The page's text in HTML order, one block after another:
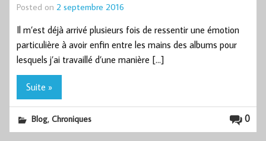
Posted on 2 septembre 2016
Il m’est déjà arrivé plusieurs fois de ressentir une émotion
particulière à avoir enfin entre les mains des albums pour
lesquels j’ai travaillé d’une manière […]
Suite »
0
Blog,Chroniques